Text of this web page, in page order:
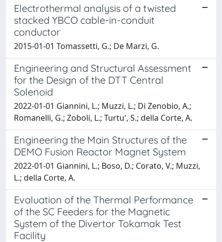
Electrothermal analysis of a twisted
stacked YBCO cable-in-conduit
conductor
2015-01-01 Tomassetti, G.; De Marzi, G.
Engineering and Structural Assessment
for the Design of the DTT Central
Solenoid
2022-01-01 Giannini, L.; Muzzi, L.; Di Zenobio, A.;
Romanelli, G.; Zoboli, L.; Turtu', S.; della Corte, A.
Engineering the Main Structures of the
DEMO Fusion Reactor Magnet System
2022-01-01 Giannini, L.; Boso, D.; Corato, V.; Muzzi,
L.; della Corte, A.
Evaluation of the Thermal Performance
of the SC Feeders for the Magnetic
System of the Divertor Tokamak Test
Facility